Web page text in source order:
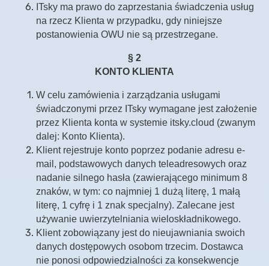
ITsky ma prawo do zaprzestania świadczenia usług
na rzecz Klienta w przypadku, gdy niniejsze
postanowienia OWU nie są przestrzegane.
§ 2
KONTO KLIENTA
W celu zamówienia i zarządzania usługami
świadczonymi przez ITsky wymagane jest założenie
przez Klienta konta w systemie itsky.cloud (zwanym
dalej: Konto Klienta).
Klient rejestruje konto poprzez podanie adresu e-
mail, podstawowych danych teleadresowych oraz
nadanie silnego hasła (zawierającego minimum 8
znaków, w tym: co najmniej 1 dużą literę, 1 małą
literę, 1 cyfrę i 1 znak specjalny). Zalecane jest
używanie uwierzytelniania wieloskładnikowego.
Klient zobowiązany jest do nieujawniania swoich
danych dostępowych osobom trzecim. Dostawca
nie ponosi odpowiedzialności za konsekwencje